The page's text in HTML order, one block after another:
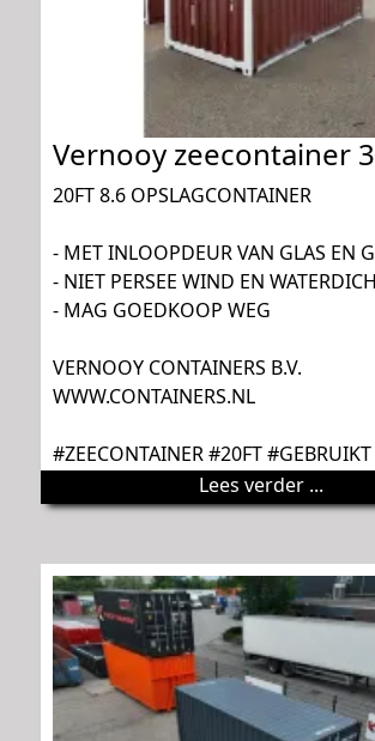
Vernooy zeecontainer
20FT 8.6 OPSLAGCONTAINER
- MET INLOOPDEUR VAN GLAS EN
- NIET PERSEE WIND EN
- MAG GOEDKOOP WEG
VERNOOY CONTAINERS B.V.
WWW.CONTAINERS.NL
#ZEECONTAINER #20FT #GEBRUIKT
Lees verder ...